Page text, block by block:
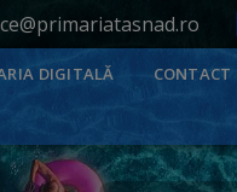
DIGITALĂ CONTACT